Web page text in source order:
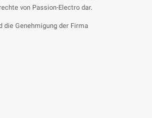
von Passion-Electro dar.
die Genehmigung der Firma